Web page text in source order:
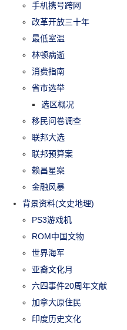
手机携号跨网
改革开放三十年
最低室温
林顿病逝
消费指南
省市选举
选区概况
移民问卷调查
联邦大选
联邦预算案
赖昌星案
金融风暴
背景资料(文史地理)
PS3游戏机
ROM中国文物
世界海军
亚裔文化月
六四事件20周年文献
加拿大原住民
印度历史文化